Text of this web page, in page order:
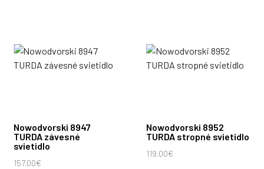
Nowodvorski 8947
TURDA závesné
svietidlo
157.00€
Nowodvorski 8952
TURDA stropné svietidlo
119.00€